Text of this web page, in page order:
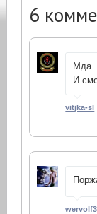
6
И
vitjka-sl